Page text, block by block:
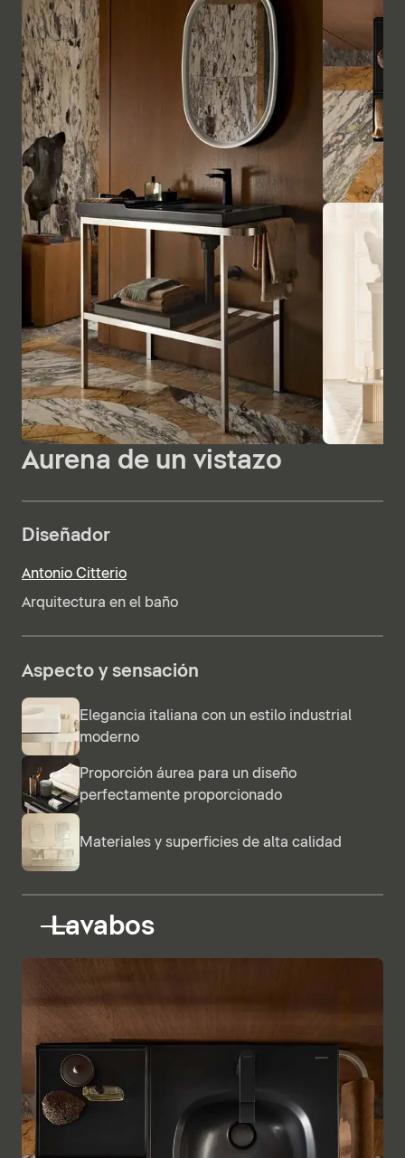
Aurena de un vistazo
Diseñador
Antonio Citterio
Arquitectura en el baño
Aspecto y sensación
Elegancia italiana con un estilo industrial
moderno
Proporción áurea para un diseño
perfectamente proporcionado
Materiales y superficies de alta calidad
Lavabos